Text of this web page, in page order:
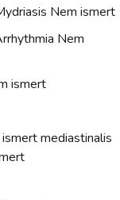
Nem ismert
Nem
ismert
mediastinalis